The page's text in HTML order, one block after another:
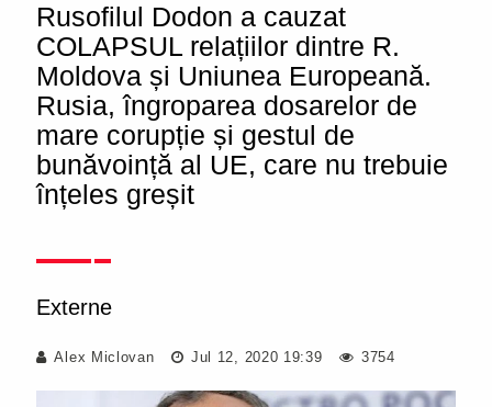
Rusofilul Dodon a cauzat
COLAPSUL relațiilor dintre R.
Moldova și Uniunea Europeană.
Rusia, îngroparea dosarelor de
mare corupție și gestul de
bunăvoință al UE, care nu trebuie
înțeles greșit
Externe
Alex Miclovan Jul 12, 2020 19:39 3754